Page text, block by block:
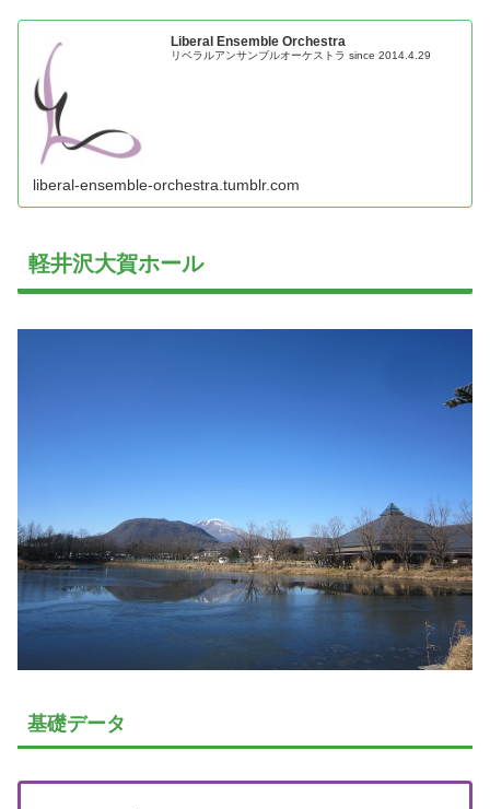
Liberal Ensemble Orchestra
リベラルアンサンブルオーケストラ since 2014.4.29
liberal-ensemble-orchestra.tumblr.com
軽井沢大賀ホール
基礎データ